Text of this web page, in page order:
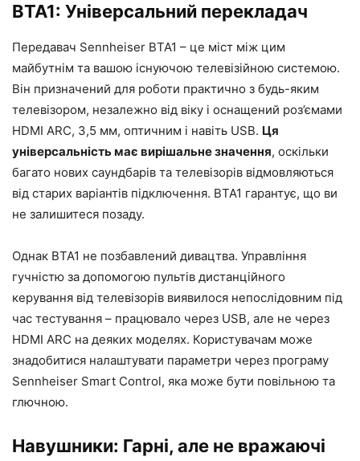
BTA1: Універсальний перекладач
Передавач Sennheiser BTA1 – це міст між цим
майбутнім та вашою існуючою телевізійною системою.
Він призначений для роботи практично з будь-яким
телевізором, незалежно від віку і оснащений роз’ємами
HDMI ARC, 3,5 мм, оптичним і навіть USB. Ця
універсальність має вирішальне значення, оскільки
багато нових саундбарів та телевізорів відмовляються
від старих варіантів підключення. BTA1 гарантує, що ви
не залишитеся позаду.
Однак BTA1 не позбавлений дивацтва. Управління
гучністю за допомогою пультів дистанційного
керування від телевізорів виявилося непослідовним під
час тестування – працювало через USB, але не через
HDMI ARC на деяких моделях. Користувачам може
знадобитися налаштувати параметри через програму
Sennheiser Smart Control, яка може бути повільною та
глючною.
Навушники: Гарні, але не вражаючі